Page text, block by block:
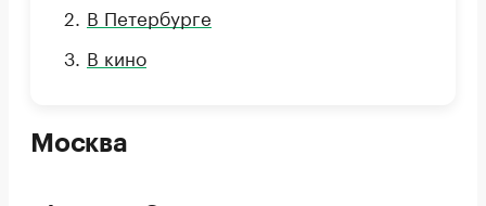
В Петербурге
В кино
Москва